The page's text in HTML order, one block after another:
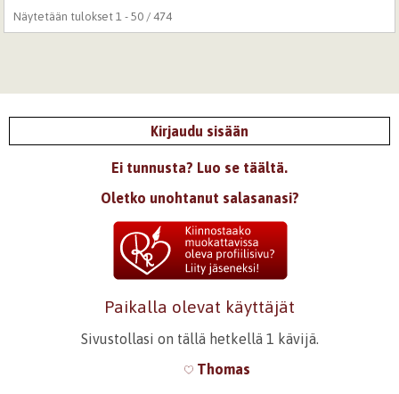
Näytetään tulokset 1 - 50 / 474
Kirjaudu sisään
Ei tunnusta? Luo se täältä.
Oletko unohtanut salasanasi?
Paikalla olevat käyttäjät
Sivustollasi on tällä hetkellä 1 kävijä.
Thomas